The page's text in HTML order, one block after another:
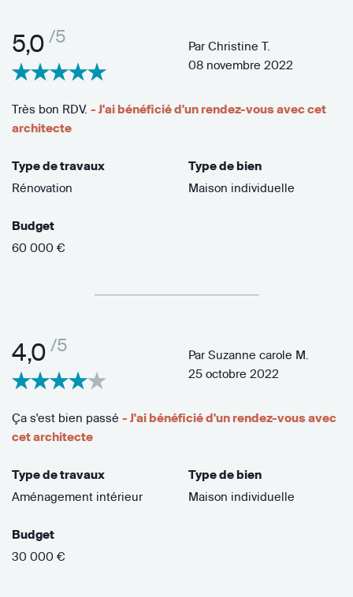
5,0 /5 Par Christine T.
08 novembre 2022
Très bon RDV. - J'ai bénéficié d'un rendez-vous avec cet
architecte
Type de travaux
Rénovation
Type de bien
Maison individuelle
Budget
60 000 €
4,0 /5 Par Suzanne carole M.
25 octobre 2022
Ça s'est bien passé - J'ai bénéficié d'un rendez-vous avec
cet architecte
Type de travaux
Aménagement intérieur
Type de bien
Maison individuelle
Budget
30 000 €